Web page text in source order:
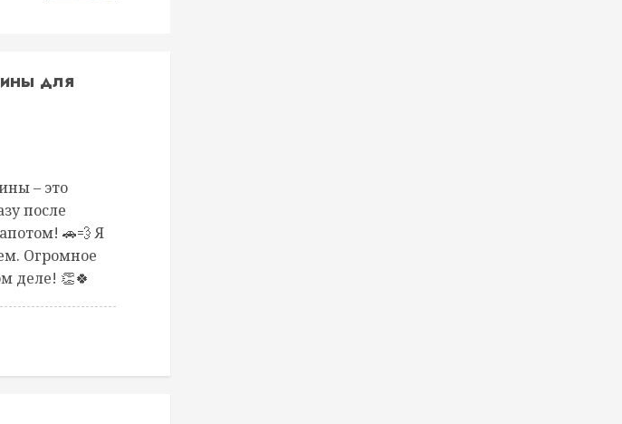
для
– это
после
🚗💨 Я
Огромное
деле! 👏🍀